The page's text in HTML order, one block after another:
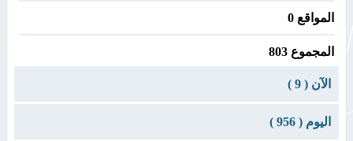
المواقع 0
المجموع 803
الآن ( 9 )
اليوم ( 956 )